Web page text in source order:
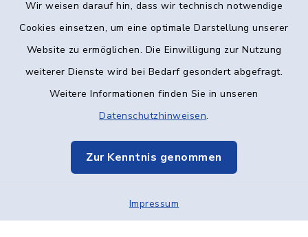
Wir weisen darauf hin, dass wir technisch notwendige
Cookies einsetzen, um eine optimale Darstellung unserer
Website zu ermöglichen. Die Einwilligung zur Nutzung
weiterer Dienste wird bei Bedarf gesondert abgefragt.
Weitere Informationen finden Sie in unseren
Datenschutzhinweisen.
Zur Kenntnis genommen
Impressum
Kontakt
Datenschutz
Elektronische Kommunikation
Sitemap